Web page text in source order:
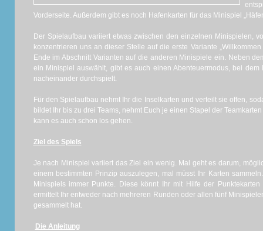
Vorderseite. Außerdem gibt es noch Hafenkarten für das Minispiel
Der Spielaufbau variiert etwas zwischen den einzelnen Minispielen,
konzentrieren uns an dieser Stelle auf die erste Variante
Ende im Abschnitt Varianten auf die anderen Minispiele ein. Neben
ein Minispiel auswählt, gibt es auch einen Abenteuermodus, bei
nacheinander durchspielt.
Für den Spielaufbau nehmt Ihr die Inselkarten und verteilt sie offen,
bildet Ihr bis zu drei Teams, nehmt Euch je einen Stapel der
kann es auch schon los gehen.
Ziel des Spiels
Je nach Minispiel variiert das Ziel ein wenig. Mal geht es darum,
einem bestimmten Prinzip auszulegen, mal müsst Ihr Karten
Minispiels immer Punkte. Diese könnt Ihr mit Hilfe der
ermittelt Ihr entweder nach mehreren Runden oder allen fünf
gesammelt hat.
Die Anleitung